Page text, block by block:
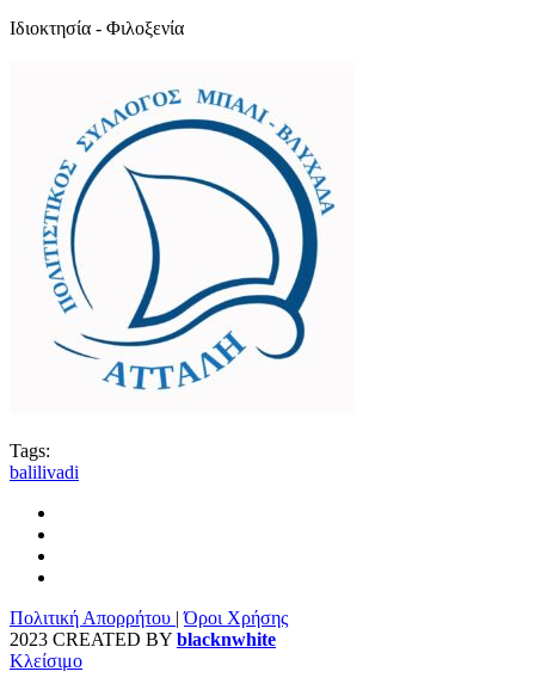
Ιδιοκτησία - Φιλοξενία
Tags:
balilivadi
Πολιτική Απορρήτου |Όροι Χρήσης
2023 CREATED BY blacknwhite
Κλείσιμο